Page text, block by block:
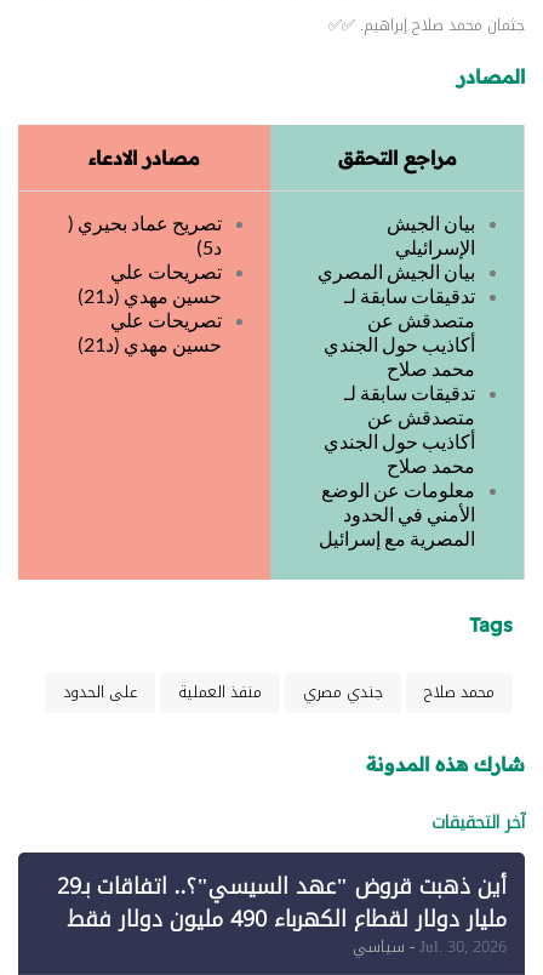
جثمان محمد صلاح إبراهيم. ✅✅
المصادر
مراجع التحقق مصادر الادعاء
بيان الجيش
الإسرائيلي
بيان الجيش المصري
تدقيقات سابقة لـ
متصدقش عن
أكاذيب حول الجندي
محمد صلاح
تدقيقات سابقة لـ
متصدقش عن
أكاذيب حول الجندي
محمد صلاح
معلومات عن الوضع
الأمني في الحدود
المصرية مع إسرائيل
تصريح عماد بحيري (
د5)
تصريحات علي
حسين مهدي (د21)
تصريحات علي
حسين مهدي (د21)
Tags
محمد صلاح جندي مصري منفذ العملية على الحدود
شارك هذه المدونة
آخر التحقيقات
أين ذهبت قروض "عهد السيسي"؟.. اتفاقات بـ29
مليار دولار لقطاع الكهرباء 490 مليون دولار فقط
لـ"الطاقة المتجددة" (1)
Jul. 30, 2026- سياسي